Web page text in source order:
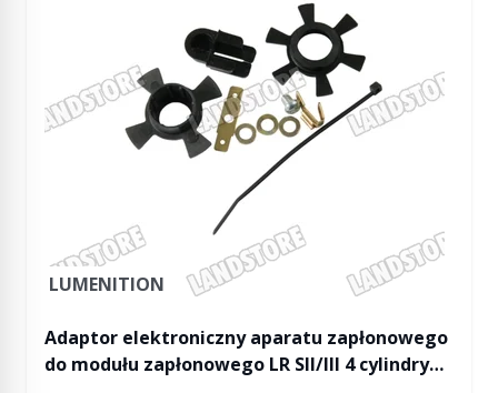
LUMENITION
Adaptor elektroniczny aparatu zapłonowego
do modułu zapłonowego LR SII/III 4 cylindry